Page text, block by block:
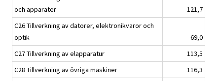
och apparater
121,7
C26 Tillverkning av datorer, elektronikvaror och
optik
69,0
C27 Tillverkning av elapparatur
113,5
C28 Tillverkning av övriga maskiner
116,3